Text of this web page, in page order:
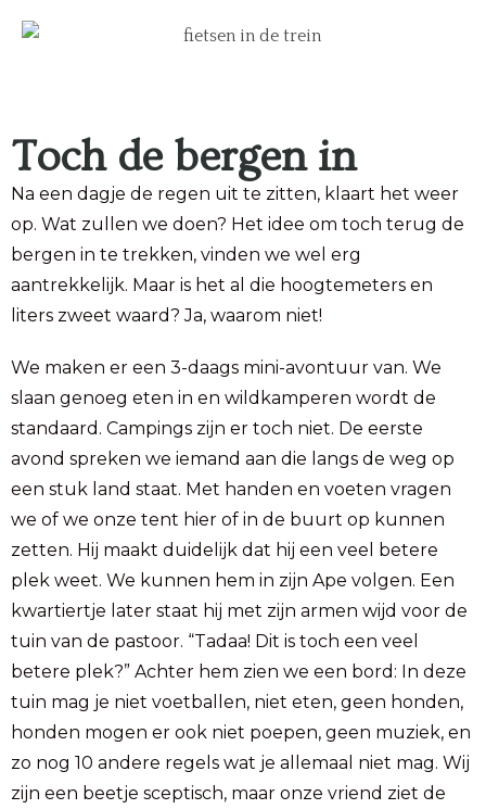
Toch de bergen in
Na een dagje de regen uit te zitten, klaart het weer
op. Wat zullen we doen? Het idee om toch terug de
bergen in te trekken, vinden we wel erg
aantrekkelijk. Maar is het al die hoogtemeters en
liters zweet waard? Ja, waarom niet!
We maken er een 3-daags mini-avontuur van. We
slaan genoeg eten in en wildkamperen wordt de
standaard. Campings zijn er toch niet. De eerste
avond spreken we iemand aan die langs de weg op
een stuk land staat. Met handen en voeten vragen
we of we onze tent hier of in de buurt op kunnen
zetten. Hij maakt duidelijk dat hij een veel betere
plek weet. We kunnen hem in zijn Ape volgen. Een
kwartiertje later staat hij met zijn armen wijd voor de
tuin van de pastoor. “Tadaa! Dit is toch een veel
betere plek?” Achter hem zien we een bord: In deze
tuin mag je niet voetballen, niet eten, geen honden,
honden mogen er ook niet poepen, geen muziek, en
zo nog 10 andere regels wat je allemaal niet mag. Wij
zijn een beetje sceptisch, maar onze vriend ziet de